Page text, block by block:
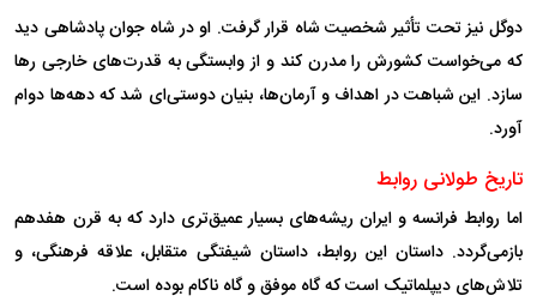
دوگل نیز تحت تأثیر شخصیت شاه قرار گرفت. او در شاه جوان پادشاهی دید
که می‌خواست کشورش را مدرن کند و از وابستگی به قدرت‌های خارجی رها
سازد. این شباهت در اهداف و آرمان‌ها، بنیان دوستی‌ای شد که دهه‌ها دوام
آورد.
تاریخ طولانی روابط
اما روابط فرانسه و ایران ریشه‌های بسیار عمیق‌تری دارد که به قرن هفدهم
بازمی‌گردد. داستان این روابط، داستان شیفتگی متقابل، علاقه فرهنگی، و
تلاش‌های دیپلماتیک است که گاه موفق و گاه ناکام بوده است.